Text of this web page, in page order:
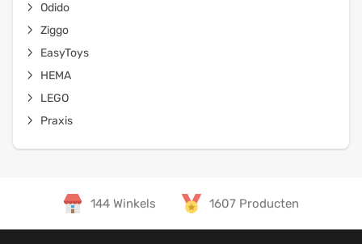
Odido
Ziggo
EasyToys
HEMA
LEGO
Praxis
144 Winkels 1607 Producten